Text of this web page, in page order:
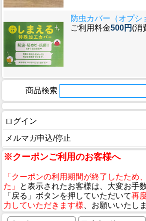
防虫カバー（オプシ
ご利用料金500円 (消
商品検索
ログイン
メルマガ申込/停止
※クーポンご利用のお客様へ
「クーポンの利用期間が終了したため
た」
と表示されたお客様は、大変お手
「戻る」ボタンを押していただいて再
力していただきます様 、お願いいたし